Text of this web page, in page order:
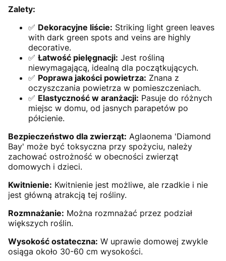
Zalety:
✅ Dekoracyjne liście: Striking light green leaves
with dark green spots and veins are highly
decorative.
✅ Łatwość pielęgnacji: Jest rośliną
niewymagającą, idealną dla początkujących.
✅ Poprawa jakości powietrza: Znana z
oczyszczania powietrza w pomieszczeniach.
✅ Elastyczność w aranżacji: Pasuje do różnych
miejsc w domu, od jasnych parapetów po
półcienie.
Bezpieczeństwo dla zwierząt: Aglaonema 'Diamond
Bay' może być toksyczna przy spożyciu, należy
zachować ostrożność w obecności zwierząt
domowych i dzieci.
Kwitnienie: Kwitnienie jest możliwe, ale rzadkie i nie
jest główną atrakcją tej rośliny.
Rozmnażanie: Można rozmnażać przez podział
większych roślin.
Wysokość ostateczna: W uprawie domowej zwykle
osiąga około 30-60 cm wysokości.